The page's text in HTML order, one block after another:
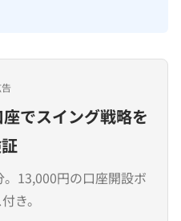
でスイング戦略を
13,000円の口座開設ボ
き。